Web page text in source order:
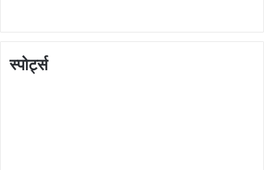
स्पोर्ट्स